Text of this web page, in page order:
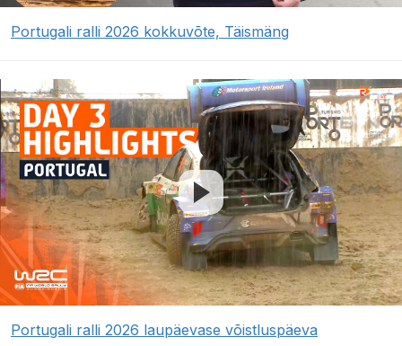
Portugali ralli 2026 kokkuvõte, Täismäng
Portugali ralli 2026 laupäevase võistluspäeva